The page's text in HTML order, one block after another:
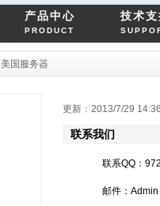
产品中心
PRODUCT
技术
美国服务器
更新：2013/7/29
联系我们
联系QQ：
邮件：Admin